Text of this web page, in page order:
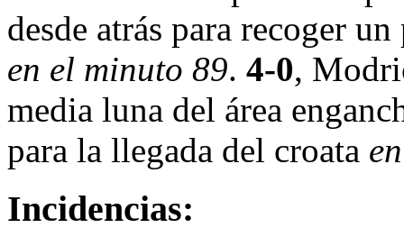
desde atrás para recoger
en el minuto 89. 4-0,
media luna del área
para la llegada del croata
Incidencias: